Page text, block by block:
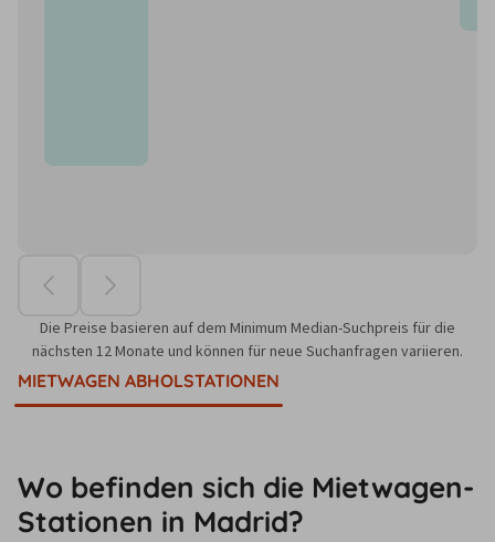
Die Preise basieren auf dem Minimum Median-Suchpreis für die
nächsten 12 Monate und können für neue Suchanfragen variieren.
MIETWAGEN ABHOLSTATIONEN
Wo befinden sich die Mietwagen-
Stationen in Madrid?